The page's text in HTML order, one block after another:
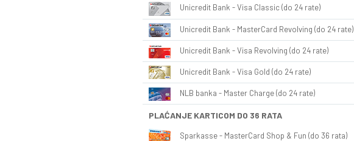
Unicredit Bank - Visa Classic (do 24 rate)
Unicredit Bank - MasterCard Revolving (do 24 rate)
Unicredit Bank - Visa Revolving (do 24 rate)
Unicredit Bank - Visa Gold (do 24 rate)
NLB banka - Master Charge (do 24 rate)
PLAĆANJE KARTICOM DO 36 RATA
Sparkasse - MasterCard Shop & Fun (do 36 rata)